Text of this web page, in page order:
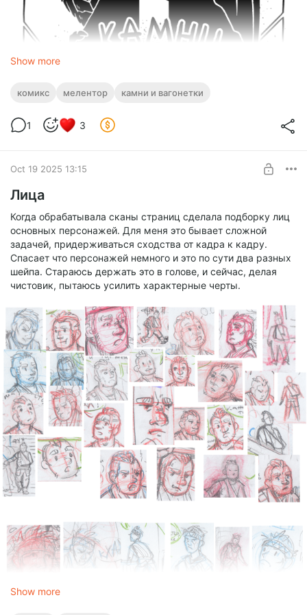
Show more
комикс мелентор камни и вагонетки
1 3
Oct 19 2025 13:15
Лица
Когда обрабатывала сканы страниц сделала подборку лиц
основных персонажей. Для меня это бывает сложной
задачей, придерживаться сходства от кадра к кадру.
Спасает что персонажей немного и это по сути два разных
шейпа. Стараюсь держать это в голове, и сейчас, делая
чистовик, пытаюсь усилить характерные черты.
Show more